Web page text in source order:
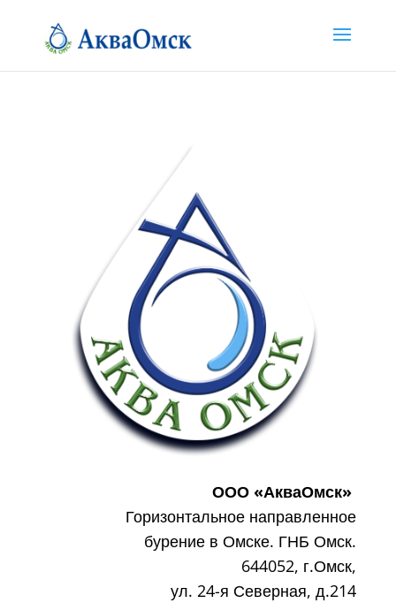
ООО «АкваОмск»
Горизонтальное направленное
бурение в Омске. ГНБ Омск.
644052, г.Омск,
ул. 24-я Северная, д.214